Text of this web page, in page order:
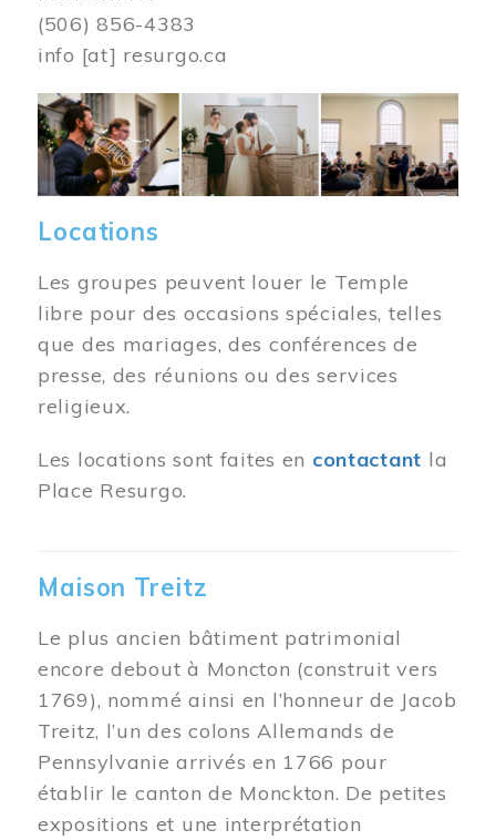
(506) 856-4383
info [at] resurgo.ca
Image
Locations
Les groupes peuvent louer le Temple
libre pour des occasions spéciales, telles
que des mariages, des conférences de
presse, des réunions ou des services
religieux.
Les locations sont faites en contactant la
Place Resurgo.
Maison Treitz
Le plus ancien bâtiment patrimonial
encore debout à Moncton (construit vers
1769), nommé ainsi en l’honneur de Jacob
Treitz, l’un des colons Allemands de
Pennsylvanie arrivés en 1766 pour
établir le canton de Monckton. De petites
expositions et une interprétation